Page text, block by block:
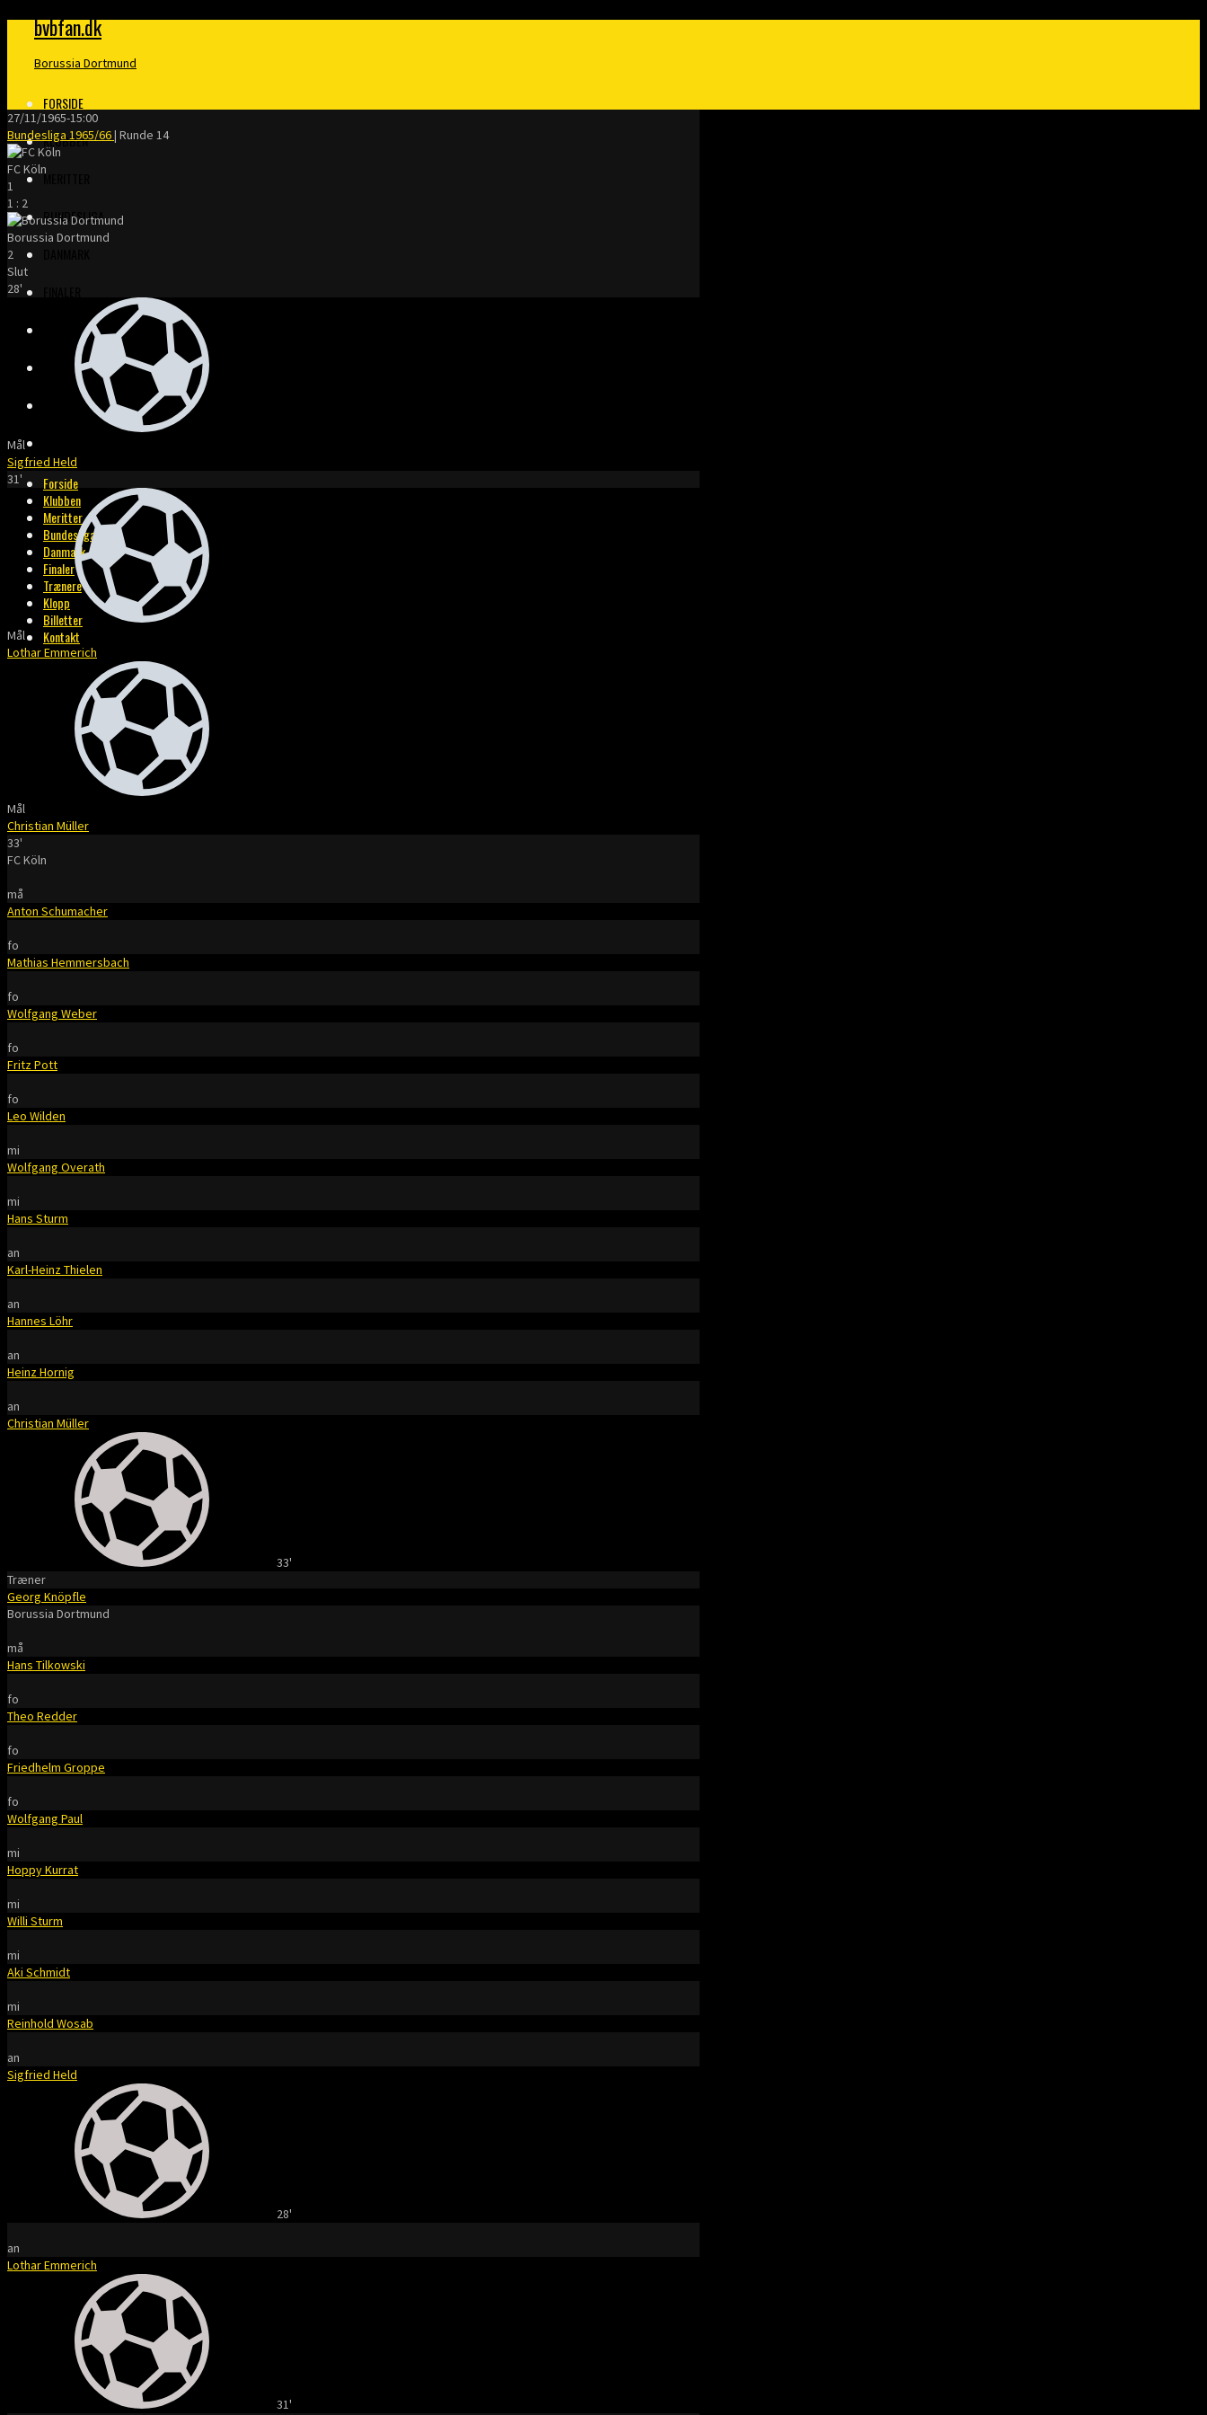
bvbfan.dk
Borussia Dortmund
FORSIDE
KLUBBEN
MERITTER
BUNDESLIGA
TRÆNERE
BILLETTER
Forside
Klubben
Meritter
Bundesliga
Danmark
Finaler
Trænere
Klopp
Billetter
Kontakt
27/11/1965-15:00
Bundesliga 1965/66| Runde 14
FC Köln
1
1 : 2
Borussia Dortmund
2
Slut
28'
Mål
Sigfried Held
31'
Mål
Lothar Emmerich
Mål
Christian Müller
33'
FC Köln
må
Anton Schumacher
fo
Mathias Hemmersbach
fo
Wolfgang Weber
fo
Fritz Pott
fo
Leo Wilden
mi
Wolfgang Overath
mi
Hans Sturm
an
Karl-Heinz Thielen
an
Hannes Löhr
an
Heinz Hornig
an
Christian Müller
33'
Træner
Georg Knöpfle
Borussia Dortmund
må
Hans Tilkowski
fo
Theo Redder
fo
Friedhelm Groppe
fo
Wolfgang Paul
mi
Hoppy Kurrat
mi
Willi Sturm
mi
Aki Schmidt
mi
Reinhold Wosab
an
Sigfried Held
28'
an
Lothar Emmerich
31'